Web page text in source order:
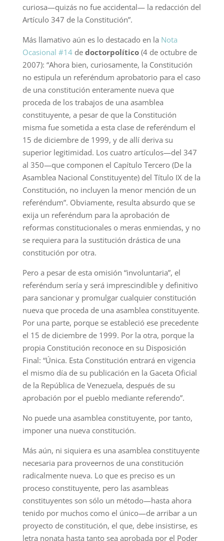
curiosa—quizás no fue accidental— la redacción del
Artículo 347 de la Constitución”.
Más llamativo aún es lo destacado en la Nota
Ocasional #14de doctorpolítico(4 de octubre de
2007): “Ahora bien, curiosamente, la Constitución
no estipula un referéndum aprobatorio para el caso
de una constitución enteramente nueva que
proceda de los trabajos de una asamblea
constituyente, a pesar de que la Constitución
misma fue sometida a esta clase de referéndum el
15 de diciembre de 1999, y de allí deriva su
superior legitimidad. Los cuatro artículos—del 347
al 350—que componen el Capítulo Tercero (De la
Asamblea Nacional Constituyente) del Título IX de la
Constitución, no incluyen la menor mención de un
referéndum”. Obviamente, resulta absurdo que se
exija un referéndum para la aprobación de
reformas constitucionales o meras enmiendas, y no
se requiera para la sustitución drástica de una
constitución por otra.
Pero a pesar de esta omisión “involuntaria”, el
referéndum sería y será imprescindible y definitivo
para sancionar y promulgar cualquier constitución
nueva que proceda de una asamblea constituyente.
Por una parte, porque se estableció ese precedente
el 15 de diciembre de 1999. Por la otra, porque la
propia Constitución reconoce en su Disposición
Final: “Única. Esta Constitución entrará en vigencia
el mismo día de su publicación en la Gaceta Oficial
de la República de Venezuela, después de su
aprobación por el pueblo mediante referendo”.
No puede una asamblea constituyente, por tanto,
imponer una nueva constitución.
Más aún, ni siquiera es una asamblea constituyente
necesaria para proveernos de una constitución
radicalmente nueva. Lo que es preciso es un
proceso constituyente, pero las asambleas
constituyentes son sólo un método—hasta ahora
tenido por muchos como el único—de arribar a un
proyecto de constitución, el que, debe insistirse, es
letra nonata hasta tanto sea aprobada por el Poder